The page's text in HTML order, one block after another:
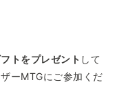
トをプレゼント して
ーMTGにご参加くだ